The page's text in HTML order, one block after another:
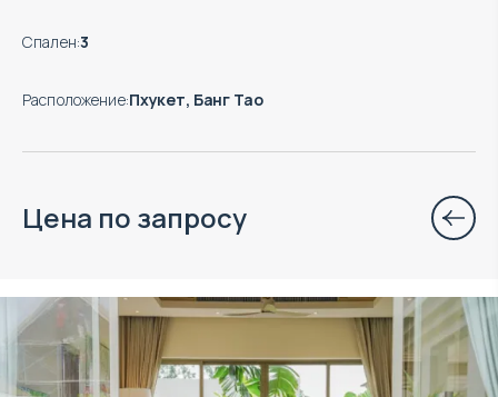
Спален:3
Расположение:Пхукет, Банг Тао
Цена по запросу